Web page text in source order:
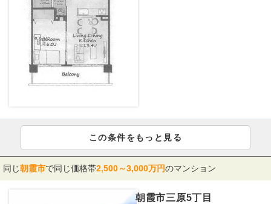
この条件をもっと見る
同じ朝霞市で同じ価格帯2,500～3,000万円のマンション
朝霞市三原5丁目